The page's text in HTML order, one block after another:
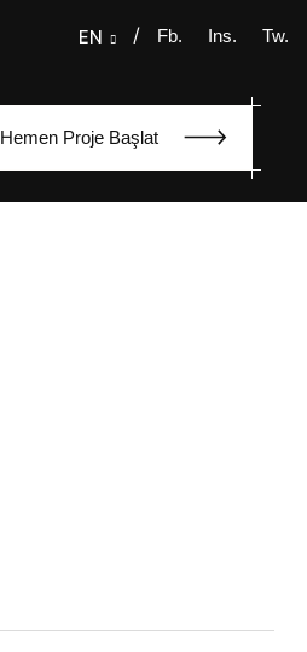
EN / Fb. Ins. Tw.
Hemen Proje Başlat